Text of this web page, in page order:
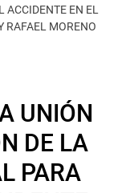
EN EL
RAFAEL MORENO
UNIÓN
DE LA
PARA